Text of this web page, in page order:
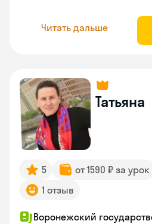
Читать дальше
Татьяна
5 от 1590 ₽ за урок
1 отзыв
Воронежский